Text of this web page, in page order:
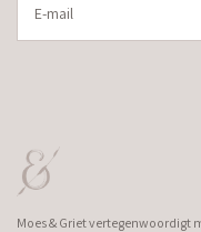
Moes & Griet vertegenwoordigt